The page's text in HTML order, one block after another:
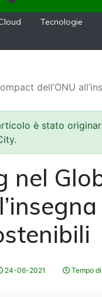
Tecnologie
dell’ONU
è stato
nel
24-06-2021 Tempo